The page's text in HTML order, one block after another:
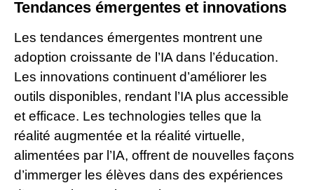
Tendances émergentes et innovations
Les tendances émergentes montrent une
adoption croissante de l’IA dans l’éducation.
Les innovations continuent d’améliorer les
outils disponibles, rendant l’IA plus accessible
et efficace. Les technologies telles que la
réalité augmentée et la réalité virtuelle,
alimentées par l’IA, offrent de nouvelles façons
d’immerger les élèves dans des expériences